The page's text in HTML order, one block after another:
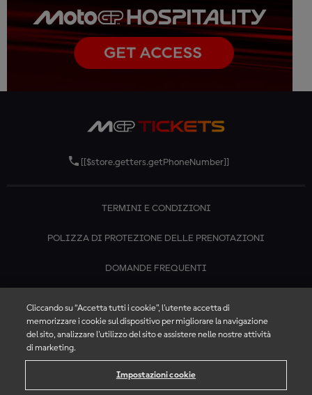
[[$store.getters.getPhoneNumber]]
TERMINI E CONDIZIONI
POLIZZA DI PROTEZIONE DELLE PRENOTAZIONI
DOMANDE FREQUENTI
Cliccando su “Accetta tutti i cookie”, l'utente accetta di
memorizzare i cookie sul dispositivo per migliorare la navigazione
del sito, analizzare l'utilizzo del sito e assistere nelle nostre attività
di marketing.
Impostazioni cookie